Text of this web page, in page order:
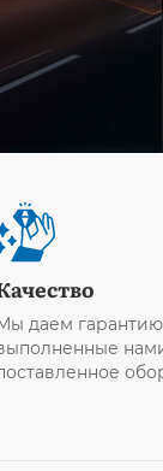
даем